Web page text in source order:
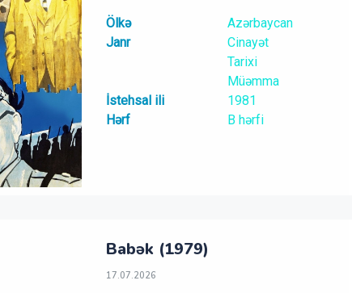
Ölkə
Azərbaycan
Janr
Cinayət
Tarixi
Müəmma
İstehsal ili
1981
Hərf
B hərfi
Babək (1979)
17.07.2026